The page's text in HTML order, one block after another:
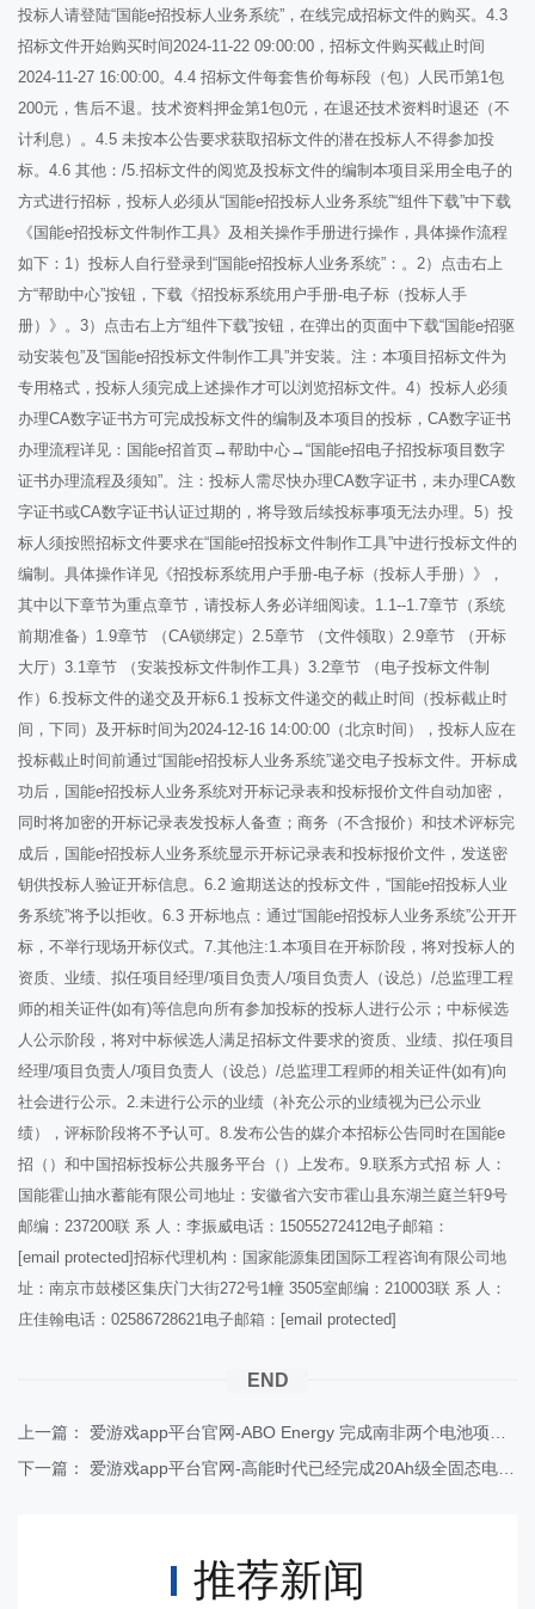
投标人请登陆“国能e招投标人业务系统”，在线完成招标文件的购买。4.3
招标文件开始购买时间2024-11-22 09:00:00，招标文件购买截止时间
2024-11-27 16:00:00。4.4 招标文件每套售价每标段（包）人民币第1包
200元，售后不退。技术资料押金第1包0元，在退还技术资料时退还（不
计利息）。4.5 未按本公告要求获取招标文件的潜在投标人不得参加投
标。4.6 其他：/5.招标文件的阅览及投标文件的编制本项目采用全电子的
方式进行招标，投标人必须从“国能e招投标人业务系统”“组件下载”中下载
《国能e招投标文件制作工具》及相关操作手册进行操作，具体操作流程
如下：1）投标人自行登录到“国能e招投标人业务系统”：。2）点击右上
方“帮助中心”按钮，下载《招投标系统用户手册-电子标（投标人手
册）》。3）点击右上方“组件下载”按钮，在弹出的页面中下载“国能e招驱
动安装包”及“国能e招投标文件制作工具”并安装。注：本项目招标文件为
专用格式，投标人须完成上述操作才可以浏览招标文件。4）投标人必须
办理CA数字证书方可完成投标文件的编制及本项目的投标，CA数字证书
办理流程详见：国能e招首页→帮助中心→“国能e招电子招投标项目数字
证书办理流程及须知”。注：投标人需尽快办理CA数字证书，未办理CA数
字证书或CA数字证书认证过期的，将导致后续投标事项无法办理。5）投
标人须按照招标文件要求在“国能e招投标文件制作工具”中进行投标文件的
编制。具体操作详见《招投标系统用户手册-电子标（投标人手册）》，
其中以下章节为重点章节，请投标人务必详细阅读。1.1--1.7章节（系统
前期准备）1.9章节 （CA锁绑定）2.5章节 （文件领取）2.9章节 （开标
大厅）3.1章节 （安装投标文件制作工具）3.2章节 （电子投标文件制
作）6.投标文件的递交及开标6.1 投标文件递交的截止时间（投标截止时
间，下同）及开标时间为2024-12-16 14:00:00（北京时间），投标人应在
投标截止时间前通过“国能e招投标人业务系统”递交电子投标文件。开标成
功后，国能e招投标人业务系统对开标记录表和投标报价文件自动加密，
同时将加密的开标记录表发投标人备查；商务（不含报价）和技术评标完
成后，国能e招投标人业务系统显示开标记录表和投标报价文件，发送密
钥供投标人验证开标信息。6.2 逾期送达的投标文件，“国能e招投标人业
务系统”将予以拒收。6.3 开标地点：通过“国能e招投标人业务系统”公开开
标，不举行现场开标仪式。7.其他注:1.本项目在开标阶段，将对投标人的
资质、业绩、拟任项目经理/项目负责人/项目负责人（设总）/总监理工程
师的相关证件(如有)等信息向所有参加投标的投标人进行公示；中标候选
人公示阶段，将对中标候选人满足招标文件要求的资质、业绩、拟任项目
经理/项目负责人/项目负责人（设总）/总监理工程师的相关证件(如有)向
社会进行公示。2.未进行公示的业绩（补充公示的业绩视为已公示业
绩），评标阶段将不予认可。8.发布公告的媒介本招标公告同时在国能e
招（）和中国招标投标公共服务平台（）上发布。9.联系方式招 标 人：
国能霍山抽水蓄能有限公司地址：安徽省六安市霍山县东湖兰庭兰轩9号
邮编：237200联 系 人：李振威电话：15055272412电子邮箱：
[email protected]招标代理机构：国家能源集团国际工程咨询有限公司地
址：南京市鼓楼区集庆门大街272号1幢 3505室邮编：210003联 系 人：
庄佳翰电话：02586728621电子邮箱：[email protected]
END
上一篇：
下一篇：
推荐新闻